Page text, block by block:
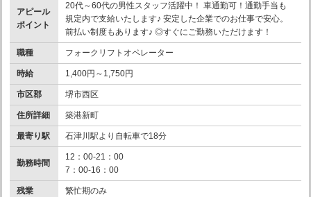
アピール
ポイント
20代～60代の男性スタッフ活躍中！ 車通勤可！通勤手当も
規定内で支給いたします♪ 安定した企業でのお仕事で安心。
前払い制度もあります♪ ◎すぐにご勤務いただけます！
職種 フォークリフトオペレーター
時給 1,400円～1,750円
市区郡 堺市西区
住所詳細 築港新町
最寄り駅 石津川駅より自転車で18分
勤務時間
12：00-21：00
7：00-16：00
残業 繁忙期のみ